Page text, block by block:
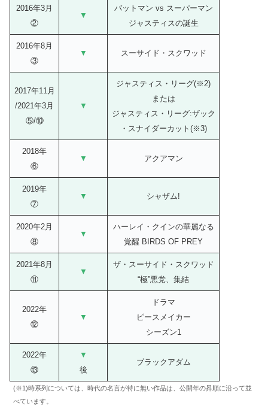
2016年3月
②
▼
バットマン vs スーパーマン
ジャスティスの誕生
2016年8月
③
▼ スーサイド・スクワッド
2017年11月
/2021年3月
⑤/⑩
▼
ジャスティス・リーグ(※2)
または
ジャスティス・リーグ:ザック
・スナイダーカット(※3)
2018年
⑥
▼ アクアマン
2019年
⑦
▼ シャザム!
2020年2月
⑧
▼
ハーレイ・クインの華麗なる
覚醒 BIRDS OF PREY
2021年8月
⑪
▼
ザ・スーサイド・スクワッド
“極”悪党、集結
2022年
⑫
▼
ドラマ
ピースメイカー
シーズン1
2022年
⑬
▼
後
ブラックアダム
(※1)時系列については、時代の名言が特に無い作品は、公開年の昇順に沿って並
べています。